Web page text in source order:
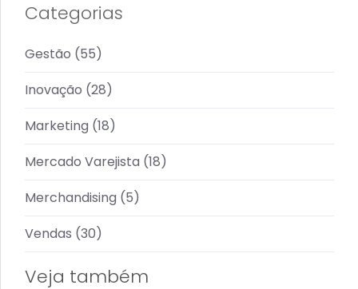
Categorias
Gestão (55)
Inovação (28)
Marketing (18)
Mercado Varejista (18)
Merchandising (5)
Vendas (30)
Veja também